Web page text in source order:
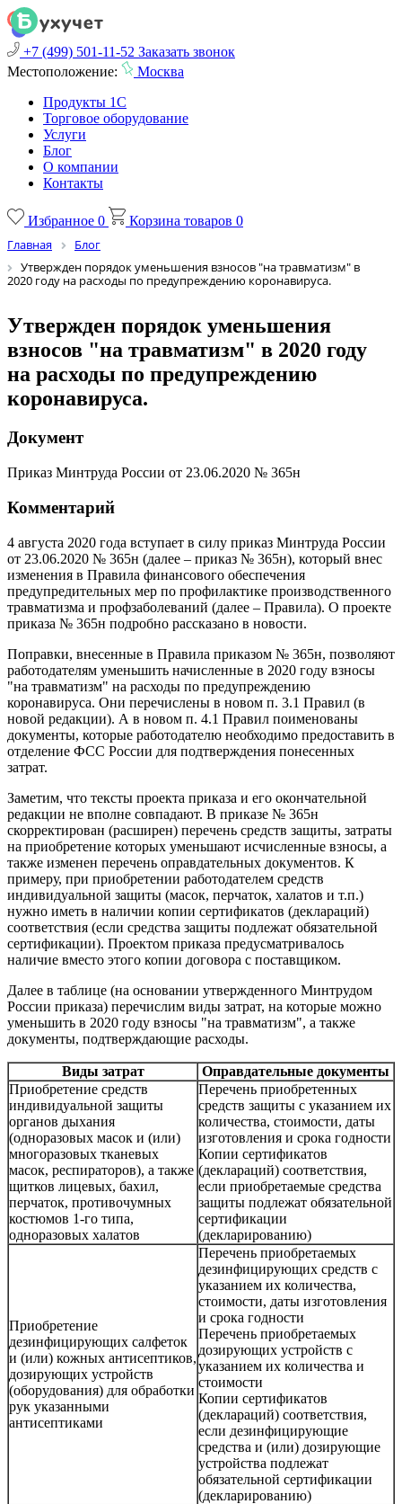
+7 (499) 501-11-52 Заказать звонок
Местоположение:
Москва
Продукты 1С
Торговое оборудование
Услуги
Блог
О компании
Контакты
Избранное 0 Корзина товаров 0
Главная
Блог
Утвержден порядок уменьшения взносов "на травматизм" в
2020 году на расходы по предупреждению коронавируса.
Утвержден порядок уменьшения
взносов "на травматизм" в 2020 году
на расходы по предупреждению
коронавируса.
Документ
Приказ Минтруда России от 23.06.2020 № 365н
Комментарий
4 августа 2020 года вступает в силу приказ Минтруда России
от 23.06.2020 № 365н (далее – приказ № 365н), который внес
изменения в Правила финансового обеспечения
предупредительных мер по профилактике производственного
травматизма и профзаболеваний (далее – Правила). О проекте
приказа № 365н подробно рассказано в новости.
Поправки, внесенные в Правила приказом № 365н, позволяют
работодателям уменьшить начисленные в 2020 году взносы
"на травматизм" на расходы по предупреждению
коронавируса. Они перечислены в новом п. 3.1 Правил (в
новой редакции). А в новом п. 4.1 Правил поименованы
документы, которые работодателю необходимо предоставить в
отделение ФСС России для подтверждения понесенных
затрат.
Заметим, что тексты проекта приказа и его окончательной
редакции не вполне совпадают. В приказе № 365н
скорректирован (расширен) перечень средств защиты, затраты
на приобретение которых уменьшают исчисленные взносы, а
также изменен перечень оправдательных документов. К
примеру, при приобретении работодателем средств
индивидуальной защиты (масок, перчаток, халатов и т.п.)
нужно иметь в наличии копии сертификатов (деклараций)
соответствия (если средства защиты подлежат обязательной
сертификации). Проектом приказа предусматривалось
наличие вместо этого копии договора с поставщиком.
Далее в таблице (на основании утвержденного Минтрудом
России приказа) перечислим виды затрат, на которые можно
уменьшить в 2020 году взносы "на травматизм", а также
документы, подтверждающие расходы.
Виды затрат
Оправдательные документы
Приобретение средств
индивидуальной защиты
органов дыхания
(одноразовых масок и (или)
многоразовых тканевых
масок, респираторов), а также
щитков лицевых, бахил,
перчаток, противочумных
костюмов 1-го типа,
одноразовых халатов
Перечень приобретенных
средств защиты с указанием их
количества, стоимости, даты
изготовления и срока годности
Копии сертификатов
(деклараций) соответствия,
если приобретаемые средства
защиты подлежат обязательной
сертификации
(декларированию)
Приобретение
дезинфицирующих салфеток
и (или) кожных антисептиков,
дозирующих устройств
(оборудования) для обработки
рук указанными
антисептиками
Перечень приобретаемых
дезинфицирующих средств с
указанием их количества,
стоимости, даты изготовления
и срока годности
Перечень приобретаемых
дозирующих устройств с
указанием их количества и
стоимости
Копии сертификатов
(деклараций) соответствия,
если дезинфицирующие
средства и (или) дозирующие
устройства подлежат
обязательной сертификации
(декларированию)